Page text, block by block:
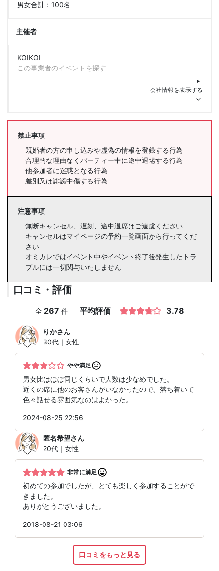
男女合計：100名
主催者
KOIKOI
この事業者のイベントを探す
会社情報を表示する
禁止事項
既婚者の方の申し込みや虚偽の情報を登録する行為
合理的な理由なくパーティー中に途中退場する行為
他参加者に迷惑となる行為
差別又は誹謗中傷する行為
注意事項
無断キャンセル、遅刻、途中退席はご遠慮ください
キャンセルはマイページの予約一覧画面から行ってくだ
さい
オミカレではイベント中やイベント終了後発生したトラ
ブルには一切関与いたしません
口コミ・評価
全 267 件 平均評価 3.78
りかさん
30代｜女性
やや満足
男女比はほぼ同じくらいで人数は少なめでした。
近くの席に他のお客さんがいなかったので、落ち着いて
色々話せる雰囲気なのはよかった。
2024-08-25 22:56
匿名希望さん
20代｜女性
非常に満足
初めての参加でしたが、とても楽しく参加することがで
きました。
ありがとうございました。
2018-08-21 03:06
口コミをもっと見る